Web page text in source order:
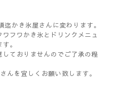
かき氷屋さんに変わります。
フワかき氷とドリンクメニュ
。
ておりませんのでご了承の程
んを宜しくお願い致します。